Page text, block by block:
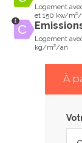
Logement
et 150 kw/
Logement
kg/m²/an
À